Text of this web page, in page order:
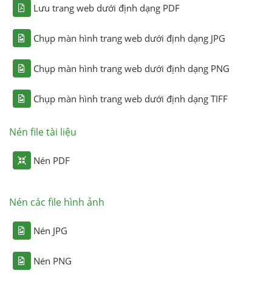
Lưu trang web dưới định dạng PDF
Chụp màn hình trang web dưới định dạng JPG
Chụp màn hình trang web dưới định dạng PNG
Chụp màn hình trang web dưới định dạng TIFF
Nén file tài liệu
Nén PDF
Nén các file hình ảnh
Nén JPG
Nén PNG